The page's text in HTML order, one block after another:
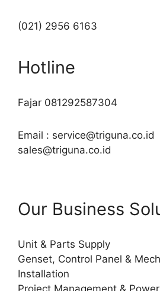
(021) 2956 6163
Hotline
Fajar 081292587304
Email : service@triguna.co.id
sales@triguna.co.id
Our Business
Unit & Parts Supply
Genset, Control Panel &
Installation